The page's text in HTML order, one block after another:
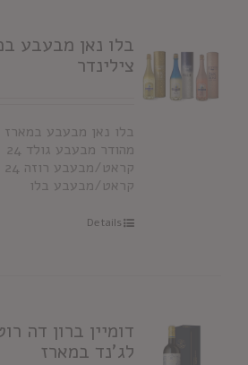
בלו נאן מבעבע
צילינדר
בלו נאן מבעבע במארז
מהודר מבעבע גולד 24
קראט/מבעבע רוזה 24
קראט/מבעבע בלו
Details
דומיין ברון דה
לג'נד במארז